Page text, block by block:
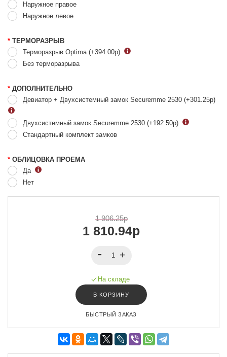
Наружное правое
Наружное левое
* ТЕРМОРАЗРЫВ
Терморазрыв Optima (+394.00р)
Без терморазрыва
* ДОПОЛНИТЕЛЬНО
Девиатор + Двухсистемный замок Securemme 2530 (+301.25р)
Двухсистемный замок Securemme 2530 (+192.50р)
Стандартный комплект замков
* ОБЛИЦОВКА ПРОЕМА
Да
Нет
1 906.25р
1 810.94р
На складе
В КОРЗИНУ
БЫСТРЫЙ ЗАКАЗ